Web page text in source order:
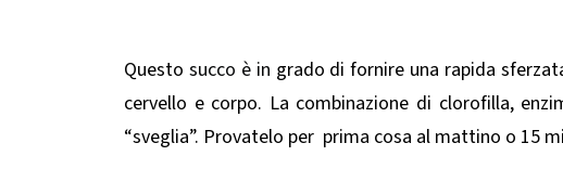
Questo succo è in grado di fornire una rapida
cervello e corpo. La combinazione di clorofilla,
“sveglia”. Provatelo per prima cosa al mattino o 15